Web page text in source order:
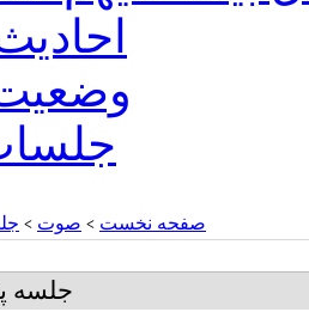
صفحه نخست > صوت >
جلسه پنج